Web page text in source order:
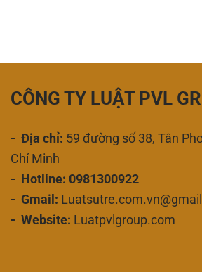
CÔNG TY LUẬT PVL
- Địa chỉ: 59 đường số 38, Tân
Chí Minh
- Hotline: 0981300922
- Gmail:
- Website: Luatpvlgroup.com